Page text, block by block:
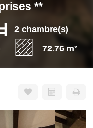
**
2 chambre(s)
72.76 m²